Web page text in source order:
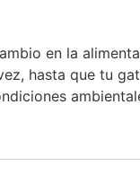
en la
hasta que tu